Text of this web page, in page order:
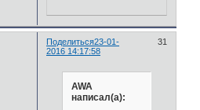
Поделиться 31
23-01-
2016 14:17:58
AWA
написал(а):